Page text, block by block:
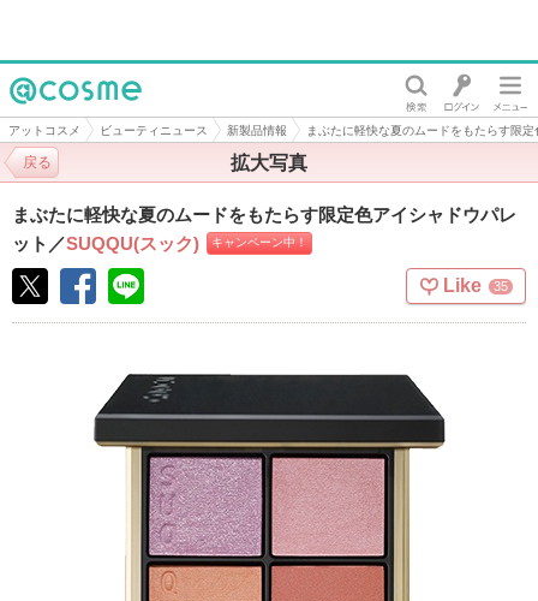
@cosme
アットコスメ ビューティニュース 新製品情報 まぶたに軽快な夏のムードをもたらす限
拡大写真
戻る
まぶたに軽快な夏のムードをもたらす限定色アイシャドウパレ
ット ／SUQQU(スック) キャンペーン中！
Like 35